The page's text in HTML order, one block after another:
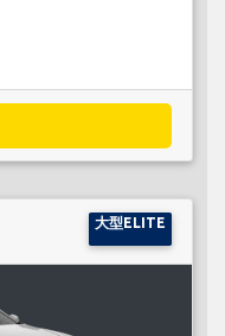
大型ELITE